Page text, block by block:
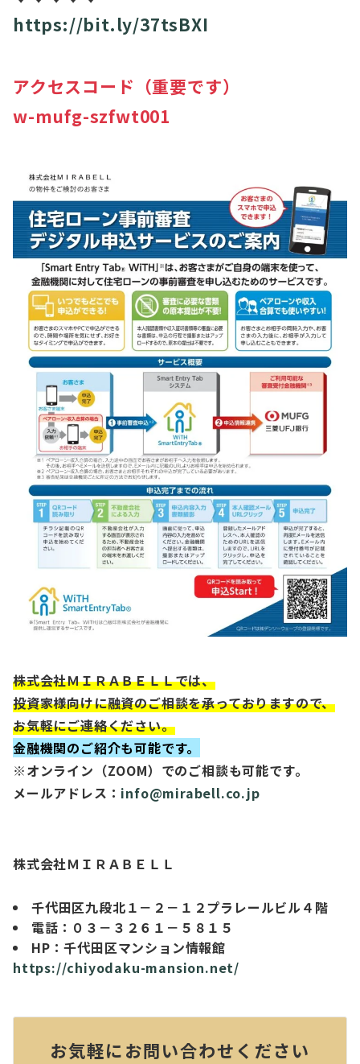
https://bit.ly/37tsBXI
アクセスコード（重要です）
w-mufg-szfwt001
株式会社ＭＩＲＡＢＥＬＬでは、
投資家様向けに融資のご相談を承っておりますので、
お気軽にご連絡ください。
金融機関のご紹介も可能です。
※オンライン（ZOOM）でのご相談も可能です。
メールアドレス： info@mirabell.co.jp
株式会社ＭＩＲＡＢＥＬＬ
千代田区九段北１－２－１２プラレールビル４階
電話：０３－３２６１－５８１５
HP：千代田区マンション情報館
https://chiyodaku-mansion.net/
お気軽にお問い合わせください